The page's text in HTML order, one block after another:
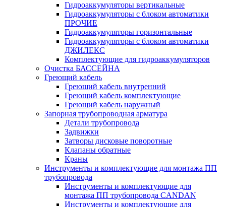
Гидроаккумуляторы вертикальные
Гидроаккумуляторы с блоком автоматики
ПРОЧИЕ
Гидроаккумуляторы горизонтальные
Гидроаккумуляторы с блоком автоматики
ДЖИЛЕКС
Комплектующие для гидроаккумуляторов
Очистка БАССЕЙНА
Греющий кабель
Греющий кабель внутренний
Греющий кабель комплектующие
Греющий кабель наружный
Запорная трубопроводная арматура
Детали трубопровода
Задвижки
Затворы дисковые поворотные
Клапаны обратные
Краны
Инструменты и комплектующие для монтажа ПП
трубопровода
Инструменты и комплектующие для
монтажа ПП трубопровода CANDAN
Инструменты и комплектующие для